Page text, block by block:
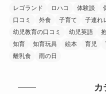
レゴランド
ロハコ 体験談
口コミ
外食 子育て 子連れ
幼児教育の口コミ
幼児英語
知育
知育玩具 絵本 育児
離乳食
雨の日
カ